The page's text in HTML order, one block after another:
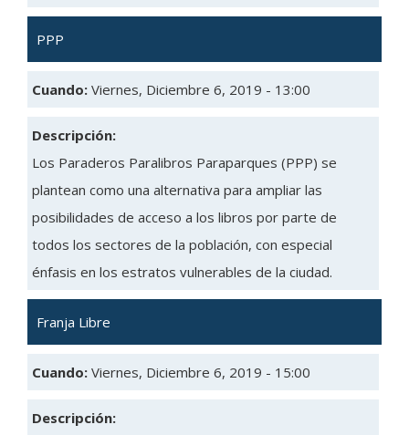
PPP
Cuando: Viernes, Diciembre 6, 2019 - 13:00
Descripción:
Los Paraderos Paralibros Paraparques (PPP) se
plantean como una alternativa para ampliar las
posibilidades de acceso a los libros por parte de
todos los sectores de la población, con especial
énfasis en los estratos vulnerables de la ciudad.
Franja Libre
Cuando: Viernes, Diciembre 6, 2019 - 15:00
Descripción: